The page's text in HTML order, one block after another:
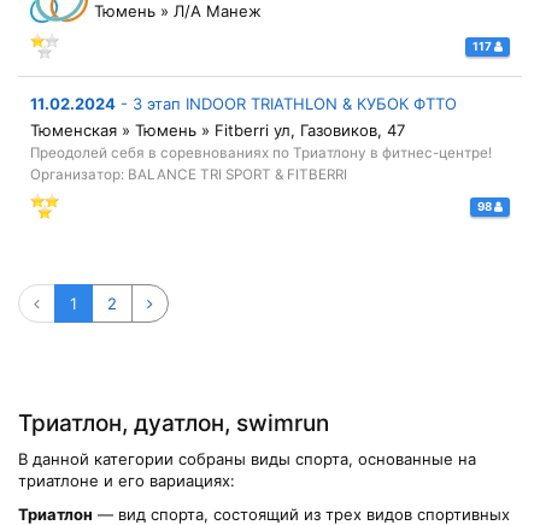
Тюмень » Л/А Манеж
117
11.02.2024 - 3 этап INDOOR TRIATHLON & КУБОК ФТТО
Тюменская » Тюмень » Fitberri ул, Газовиков, 47
Преодолей себя в соревнованиях по Триатлону в фитнес-центре!
Организатор: BALANCE TRI SPORT & FITBERRI
98
1 2
Триатлон, дуатлон, swimrun
В данной категории собраны виды спорта, основанные на
триатлоне и его вариациях:
Триатлон — вид спорта, состоящий из трех видов спортивных